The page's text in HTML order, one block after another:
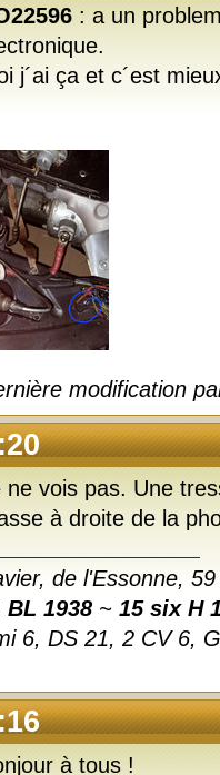
: a un
j´ai ça et c´est
modification
ne vois pas. Une
à droite de la
de l'Essonne,
BL 1938 ~ 15 six H
6, DS 21, 2 CV 6,
à tous !